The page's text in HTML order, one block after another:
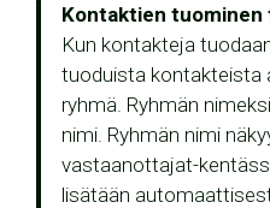
Kontaktien
Kun kontakteja
tuoduista kontakteista
ryhmä. Ryhmän
nimi. Ryhmän nimi
vastaanottajat-
lisätään